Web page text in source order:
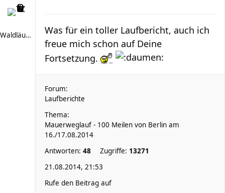
Waldläufer 66
Was für ein toller Laufbericht, auch ich
freue mich schon auf Deine
Fortsetzung.
Forum:
Laufberichte
Thema:
Mauerweglauf - 100 Meilen von Berlin am
16./17.08.2014
Antworten: 48 Zugriffe: 13271
21.08.2014, 21:53
Rufe den Beitrag auf